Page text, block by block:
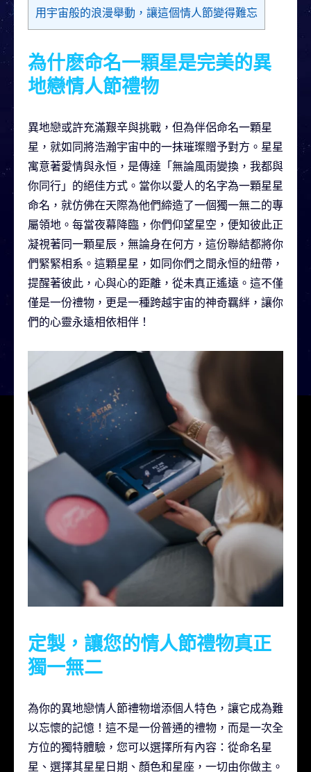
用宇宙般的浪漫舉動，讓這個情人節變得難忘
為什麽命名一顆星是完美的異
地戀情人節禮物
異地戀或許充滿艱辛與挑戰，但為伴侶命名一顆星
星，就如同將浩瀚宇宙中的一抹璀璨贈予對方。星星
寓意著愛情與永恒，是傳達「無論風雨變換，我都與
你同行」的絕佳方式。當你以愛人的名字為一顆星星
命名，就仿佛在天際為他們締造了一個獨一無二的專
屬領地。每當夜幕降臨，你們仰望星空，便知彼此正
凝視著同一顆星辰，無論身在何方，這份聯結都將你
們緊緊相系。這顆星星，如同你們之間永恒的紐帶，
提醒著彼此，心與心的距離，從未真正遙遠。這不僅
僅是一份禮物，更是一種跨越宇宙的神奇羈絆，讓你
們的心靈永遠相依相伴！
定製，讓您的情人節禮物真正
獨一無二
為你的異地戀情人節禮物增添個人特色，讓它成為難
以忘懷的記憶！這不是一份普通的禮物，而是一次全
方位的獨特體驗，您可以選擇所有內容：從命名星
星、選擇其星星日期、顏色和星座，一切由你做主。